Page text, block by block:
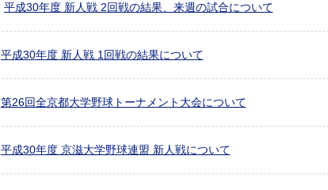
平成30年度 新人戦 2回戦の結果、来週の試合について
平成30年度 新人戦 1回戦の結果について
第26回全京都大学野球トーナメント大会について
平成30年度 京滋大学野球連盟 新人戦について